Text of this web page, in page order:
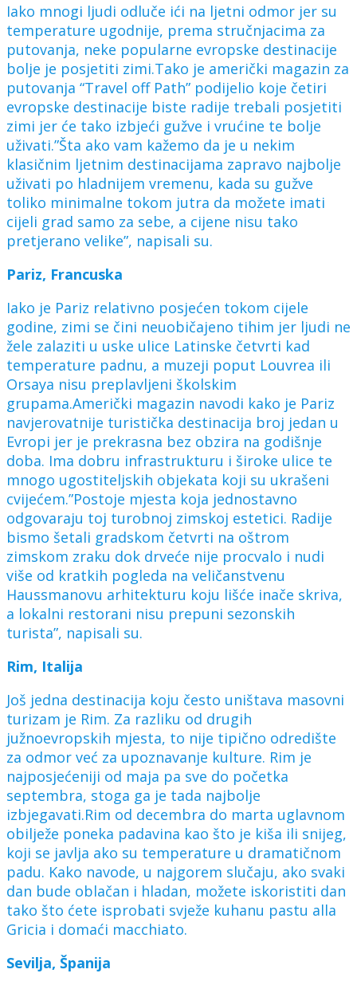
Iako mnogi ljudi odluče ići na ljetni odmor jer su
temperature ugodnije, prema stručnjacima za
putovanja, neke popularne evropske destinacije
bolje je posjetiti zimi.Tako je američki magazin za
putovanja “Travel off Path” podijelio koje četiri
evropske destinacije biste radije trebali posjetiti
zimi jer će tako izbjeći gužve i vrućine te bolje
uživati.”Šta ako vam kažemo da je u nekim
klasičnim ljetnim destinacijama zapravo najbolje
uživati po hladnijem vremenu, kada su gužve
toliko minimalne tokom jutra da možete imati
cijeli grad samo za sebe, a cijene nisu tako
pretjerano velike”, napisali su.
Pariz, Francuska
Iako je Pariz relativno posjećen tokom cijele
godine, zimi se čini neuobičajeno tihim jer ljudi ne
žele zalaziti u uske ulice Latinske četvrti kad
temperature padnu, a muzeji poput Louvrea ili
Orsaya nisu preplavljeni školskim
grupama.Američki magazin navodi kako je Pariz
navjerovatnije turistička destinacija broj jedan u
Evropi jer je prekrasna bez obzira na godišnje
doba. Ima dobru infrastrukturu i široke ulice te
mnogo ugostiteljskih objekata koji su ukrašeni
cvijećem.”Postoje mjesta koja jednostavno
odgovaraju toj turobnoj zimskoj estetici. Radije
bismo šetali gradskom četvrti na oštrom
zimskom zraku dok drveće nije procvalo i nudi
više od kratkih pogleda na veličanstvenu
Haussmanovu arhitekturu koju lišće inače skriva,
a lokalni restorani nisu prepuni sezonskih
turista”, napisali su.
Rim, Italija
Još jedna destinacija koju često uništava masovni
turizam je Rim. Za razliku od drugih
južnoevropskih mjesta, to nije tipično odredište
za odmor već za upoznavanje kulture. Rim je
najposjećeniji od maja pa sve do početka
septembra, stoga ga je tada najbolje
izbjegavati.Rim od decembra do marta uglavnom
obilježe poneka padavina kao što je kiša ili snijeg,
koji se javlja ako su temperature u dramatičnom
padu. Kako navode, u najgorem slučaju, ako svaki
dan bude oblačan i hladan, možete iskoristiti dan
tako što ćete isprobati svježe kuhanu pastu alla
Gricia i domaći macchiato.
Sevilja, Španija